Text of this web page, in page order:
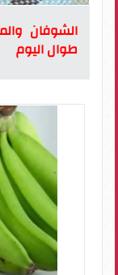
الشوفان
طوال اليوم